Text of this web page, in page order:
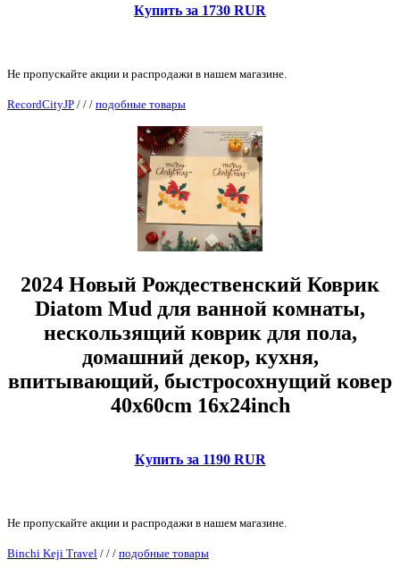
Купить за 1730 RUR
Не пропускайте акции и распродажи в нашем магазине.
RecordCityJP / / / подобные товары
2024 Новый Рождественский Коврик
Diatom Mud для ванной комнаты,
нескользящий коврик для пола,
домашний декор, кухня,
впитывающий, быстросохнущий ковер
40x60cm 16x24inch
Купить за 1190 RUR
Не пропускайте акции и распродажи в нашем магазине.
Binchi Keji Travel / / / подобные товары